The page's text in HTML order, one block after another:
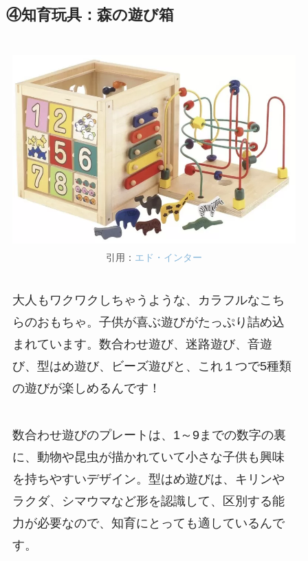
④知育玩具：森の遊び箱
引用： エド・インター
大人もワクワクしちゃうような、カラフルなこち
らのおもちゃ。子供が喜ぶ遊びがたっぷり詰め込
まれています。数合わせ遊び、迷路遊び、音遊
び、型はめ遊び、ビーズ遊びと、これ１つで5種類
の遊びが楽しめるんです！
数合わせ遊びのプレートは、1～9までの数字の裏
に、動物や昆虫が描かれていて小さな子供も興味
を持ちやすいデザイン。型はめ遊びは、キリンや
ラクダ、シマウマなど形を認識して、区別する能
力が必要なので、知育にとっても適しているんで
す。